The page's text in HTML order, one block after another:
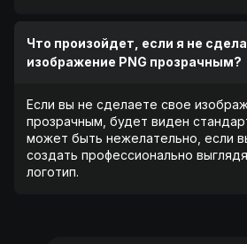
Что произойдет, если я не
изображение PNG прозрачным?
Если вы не сделаете свое
прозрачным, будет виден
может быть нежелательно, если
создать профессионально
логотип.